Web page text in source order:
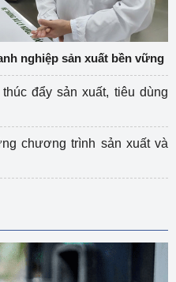
nghiệp sản xuất bền vững
đẩy sản xuất, tiêu dùng
chương trình sản xuất và